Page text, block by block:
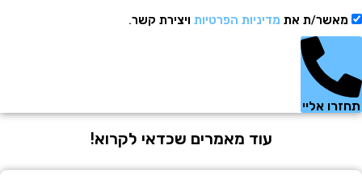
ת אתמדיניות הפרטיותויצירת קשר.
אליי
עוד מאמרים שכדאי לקרוא!